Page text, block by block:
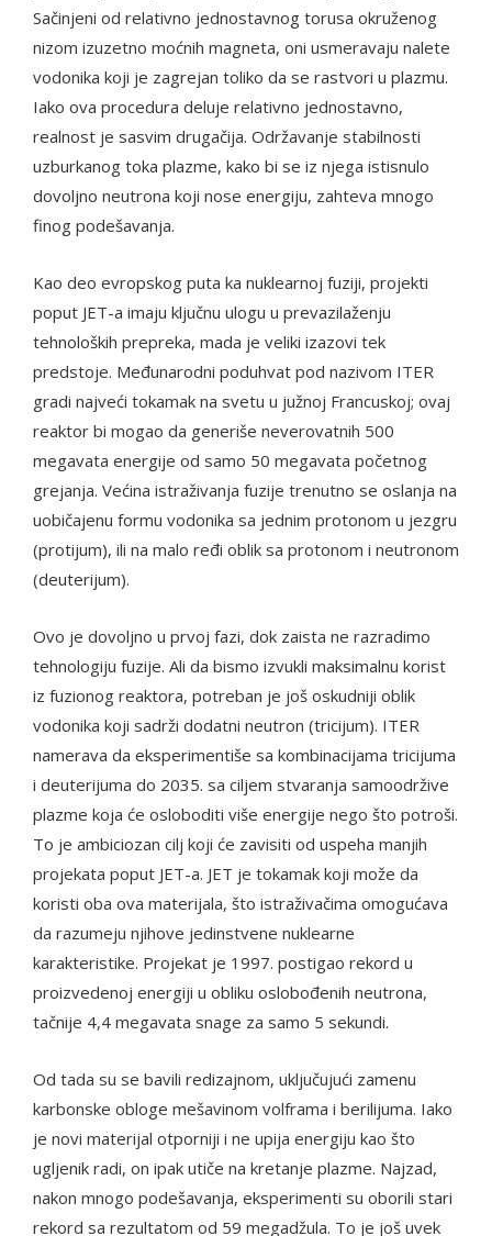
Sačinjeni od relativno jednostavnog torusa okruženog
nizom izuzetno moćnih magneta, oni usmeravaju nalete
vodonika koji je zagrejan toliko da se rastvori u plazmu.
Iako ova procedura deluje relativno jednostavno,
realnost je sasvim drugačija. Održavanje stabilnosti
uzburkanog toka plazme, kako bi se iz njega istisnulo
dovoljno neutrona koji nose energiju, zahteva mnogo
finog podešavanja.
Kao deo evropskog puta ka nuklearnoj fuziji, projekti
poput JET-a imaju ključnu ulogu u prevazilaženju
tehnoloških prepreka, mada je veliki izazovi tek
predstoje. Međunarodni poduhvat pod nazivom ITER
gradi najveći tokamak na svetu u južnoj Francuskoj; ovaj
reaktor bi mogao da generiše neverovatnih 500
megavata energije od samo 50 megavata početnog
grejanja. Većina istraživanja fuzije trenutno se oslanja na
uobičajenu formu vodonika sa jednim protonom u jezgru
(protijum), ili na malo ređi oblik sa protonom i neutronom
(deuterijum).
Ovo je dovoljno u prvoj fazi, dok zaista ne razradimo
tehnologiju fuzije. Ali da bismo izvukli maksimalnu korist
iz fuzionog reaktora, potreban je još oskudniji oblik
vodonika koji sadrži dodatni neutron (tricijum). ITER
namerava da eksperimentiše sa kombinacijama tricijuma
i deuterijuma do 2035. sa ciljem stvaranja samoodržive
plazme koja će osloboditi više energije nego što potroši.
To je ambiciozan cilj koji će zavisiti od uspeha manjih
projekata poput JET-a. JET je tokamak koji može da
koristi oba ova materijala, što istraživačima omogućava
da razumeju njihove jedinstvene nuklearne
karakteristike. Projekat je 1997. postigao rekord u
proizvedenoj energiji u obliku oslobođenih neutrona,
tačnije 4,4 megavata snage za samo 5 sekundi.
Od tada su se bavili redizajnom, uključujući zamenu
karbonske obloge mešavinom volframa i berilijuma. Iako
je novi materijal otporniji i ne upija energiju kao što
ugljenik radi, on ipak utiče na kretanje plazme. Najzad,
nakon mnogo podešavanja, eksperimenti su oborili stari
rekord sa rezultatom od 59 megadžula. To je još uvek